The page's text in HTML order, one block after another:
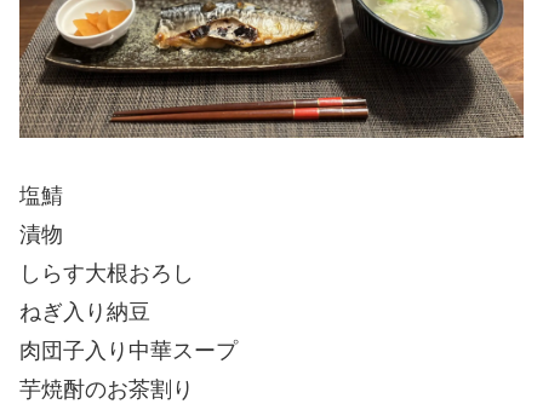
塩鯖
漬物
しらす大根おろし
ねぎ入り納豆
肉団子入り中華スープ
芋焼酎のお茶割り